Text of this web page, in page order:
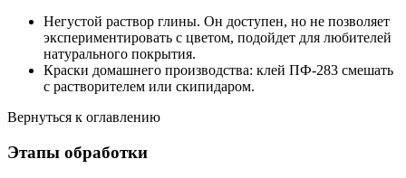
Негустой раствор глины. Он доступен, но не позволяет
экспериментировать с цветом, подойдет для любителей
натурального покрытия.
Краски домашнего производства: клей ПФ-283 смешать
с растворителем или скипидаром.
Вернуться к оглавлению
Этапы обработки